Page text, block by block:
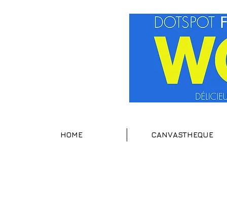
HOME CANVASTHEQUE